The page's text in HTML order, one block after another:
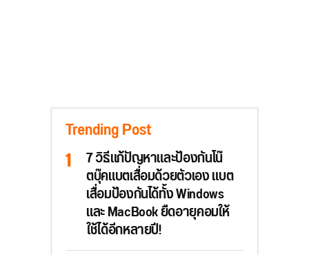
Trending Post
7 วิธีแก้ปัญหาและป้องกันโน๊
ตบุ๊คแบตเสื่อมด้วยตัวเอง แบต
เสื่อมป้องกันได้ทั้ง Windows
และ MacBook ยืดอายุคอมให้
ใช้ได้อีกหลายปี!